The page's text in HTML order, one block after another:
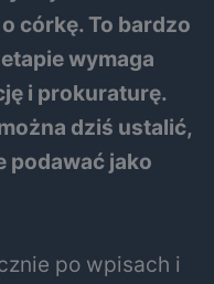
córkę. To bardzo
wymaga
i prokuraturę.
dziś ustalić,
podawać jako
po wpisach i